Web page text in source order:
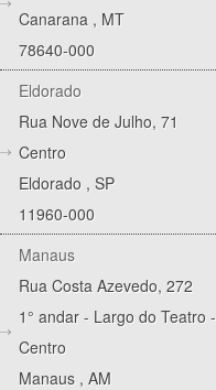
Canarana , MT
78640-000
Eldorado
Rua Nove de Julho, 71
Centro
Eldorado , SP
11960-000
Manaus
Rua Costa Azevedo, 272
1° andar - Largo do Teatro -
Centro
Manaus , AM